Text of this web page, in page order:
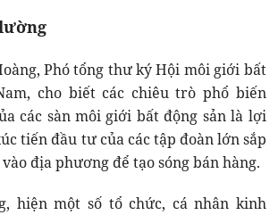
Phó tổng thư ký Hội môi giới bất
cho biết các chiêu trò phổ biến
các sàn môi giới bất động sản là lợi
tiến đầu tư của các tập đoàn lớn sắp
địa phương để tạo sóng bán hàng.
hiện một số tổ chức, cá nhân kinh